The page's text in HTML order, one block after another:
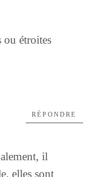
ou étroites
il
elles sont
RÉPONDRE